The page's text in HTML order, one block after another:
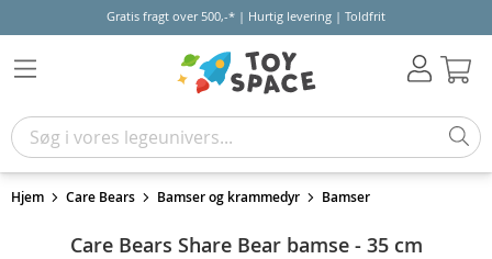
Gratis fragt over 500,-* | Hurtig levering | Toldfrit
Hjem Care Bears Bamser og krammedyr Bamser
Care Bears Share Bear bamse - 35 cm